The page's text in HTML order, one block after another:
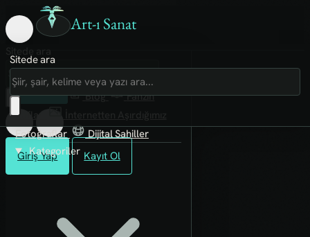
Art-ı Sanat
Giriş Yap Kayıt Ol
Sitede ara
Art-ı Sosyal
İmece
Kütüphane
Blog
Fanzin
Rafları
Fotoğraflar
Dijital Sahiller
Kategoriler